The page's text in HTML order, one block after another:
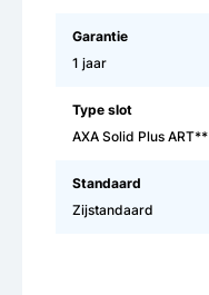
Garantie
1 jaar
Type slot
AXA Solid Plus ART**
Standaard
Zijstandaard